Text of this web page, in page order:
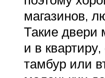
магазинов,
Такие двери
и в
тамбур или